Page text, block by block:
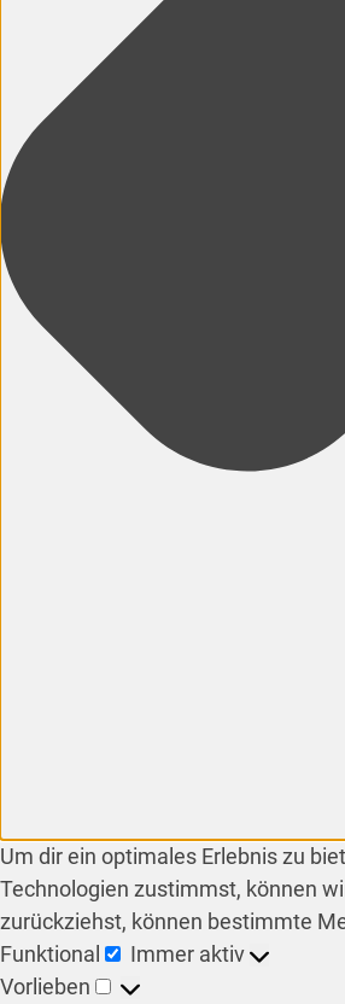
Um dir ein optimales Erlebnis zu
Technologien zustimmst, können
zurückziehst, können bestimmte
Funktional
Immer aktiv
Vorlieben